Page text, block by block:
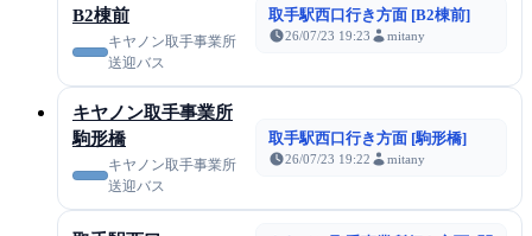
B2棟前
キヤノン取手事業所
送迎バス
取手駅西口行き方面 [B2棟前]
26/07/23 19:23 mitany
キヤノン取手事業所
駒形橋
キヤノン取手事業所
送迎バス
取手駅西口行き方面 [駒形橋]
26/07/23 19:22 mitany